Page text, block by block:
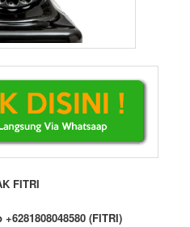
FITRI
(FITRI)